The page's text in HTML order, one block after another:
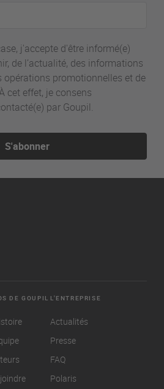
j'accepte d'être informé(e)
de l’actualité, des informations
opérations promotionnelles et de
cet effet, je consens
par Goupil.
S'abonner
DE GOUPIL L'ENTREPRISE
Actualités
Presse
FAQ
Polaris